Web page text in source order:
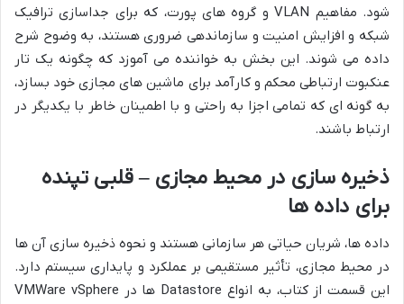
شود. مفاهیم VLAN و گروه های پورت، که برای جداسازی ترافیک
شبکه و افزایش امنیت و سازماندهی ضروری هستند، به وضوح شرح
داده می شوند. این بخش به خواننده می آموزد که چگونه یک تار
عنکبوت ارتباطی محکم و کارآمد برای ماشین های مجازی خود بسازد،
به گونه ای که تمامی اجزا به راحتی و با اطمینان خاطر با یکدیگر در
ارتباط باشند.
ذخیره سازی در محیط مجازی – قلبی تپنده
برای داده ها
داده ها، شریان حیاتی هر سازمانی هستند و نحوه ذخیره سازی آن ها
در محیط مجازی، تأثیر مستقیمی بر عملکرد و پایداری سیستم دارد.
این قسمت از کتاب، به انواع Datastore ها در VMWare vSphere